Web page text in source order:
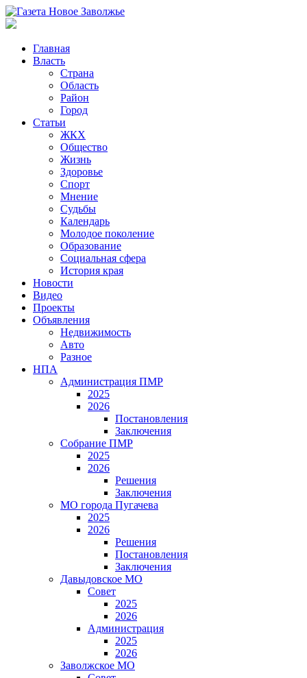
Главная
Власть
Страна
Область
Район
Город
Статьи
ЖКХ
Общество
Жизнь
Здоровье
Спорт
Мнение
Судьбы
Календарь
Молодое поколение
Образование
Социальная сфера
История края
Новости
Видео
Проекты
Объявления
Недвижимость
Авто
Разное
НПА
Администрация ПМР
2025
2026
Постановления
Заключения
Собрание ПМР
2025
2026
Решения
Заключения
МО города Пугачева
2025
2026
Решения
Постановления
Заключения
Давыдовское МО
Совет
2025
2026
Администрация
2025
2026
Заволжское МО